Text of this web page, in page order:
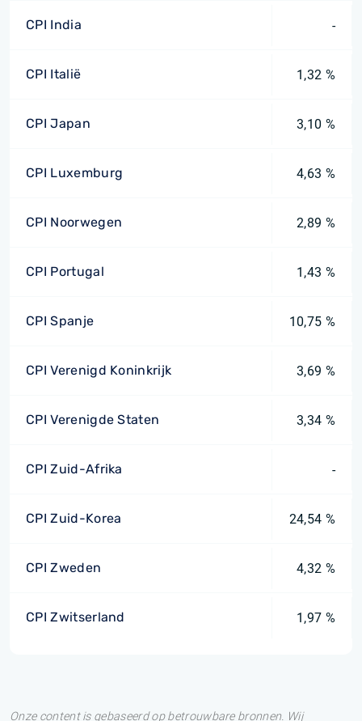
CPI India -
CPI Italië 1,32 %
CPI Japan 3,10 %
CPI Luxemburg 4,63 %
CPI Noorwegen 2,89 %
CPI Portugal 1,43 %
CPI Spanje 10,75 %
CPI Verenigd Koninkrijk 3,69 %
CPI Verenigde Staten 3,34 %
CPI Zuid-Afrika -
CPI Zuid-Korea 24,54 %
CPI Zweden 4,32 %
CPI Zwitserland 1,97 %
Onze content is gebaseerd op betrouwbare bronnen. Wij